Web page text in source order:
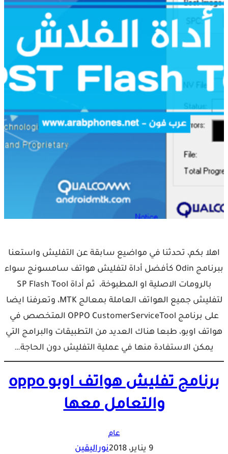
اهلا بكم، تحدثنا في مواضيع سابقة عن التفليش واستعنا
ببرنامج Odin كأفضل أداة لتفليش هواتف سامسونج سواء
بالرومات الاصلية او المطبوخة، ثم أداة SP Flash Tool
لتفليش جميع الهواتف العاملة بمعالج MTK، وتعرفنا ايضا
على برنامج OPPO CustomerServiceTool المتخصص في
هواتف اوبو، طبعا هناك العديد من التطبيقات والبرامج التي
يمكن الاستفادة منها في عملية التفليش دون الحاجة…
برنامج تفليش هواتف اوبو oppo
والتعامل معها
عام
9 يناير، 2018 نوراليقين